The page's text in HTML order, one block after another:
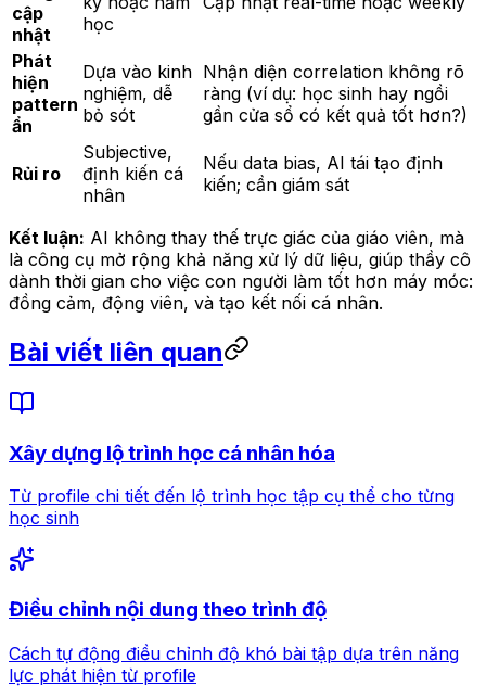
cập
nhật
học
Phát
hiện
pattern
ẩn
Dựa vào kinh
nghiệm, dễ
bỏ sót
Nhận diện correlation không rõ
ràng (ví dụ: học sinh hay ngồi
gần cửa sổ có kết quả tốt hơn?)
Rủi ro
Subjective,
định kiến cá
nhân
Nếu data bias, AI tái tạo định
kiến; cần giám sát
Kết luận: AI không thay thế trực giác của giáo viên, mà
là công cụ mở rộng khả năng xử lý dữ liệu, giúp thầy cô
dành thời gian cho việc con người làm tốt hơn máy móc:
đồng cảm, động viên, và tạo kết nối cá nhân.
Bài viết liên quan
Xây dựng lộ trình học cá nhân hóa
Từ profile chi tiết đến lộ trình học tập cụ thể cho từng
học sinh
Điều chỉnh nội dung theo trình độ
Cách tự động điều chỉnh độ khó bài tập dựa trên năng
lực phát hiện từ profile